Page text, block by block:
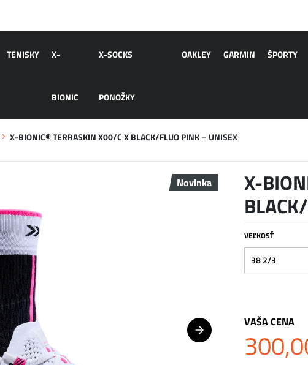
TENISKY X-
BIONIC
X-SOCKS
PONOŽKY
OAKLEY GARMIN ŠPORTY
X-BIONIC® TERRASKIN X00/C X BLACK/FLUO PINK – UNISEX
Novinka X-
VEĽKOSŤ
38 2/3
VAŠA CENA